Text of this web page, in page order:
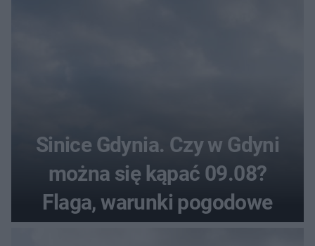
Sinice Gdynia. Czy w Gdyni
można się kąpać 09.08?
Flaga, warunki pogodowe